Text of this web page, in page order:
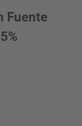
Fuente